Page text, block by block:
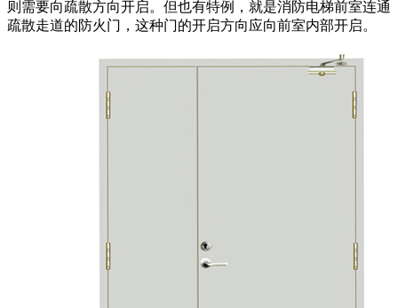
则需要向疏散方向开启。但也有特例，就是消防电梯前室连通
疏散走道的防火门，这种门的开启方向应向前室内部开启。